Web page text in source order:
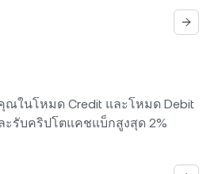
ณในโหมด Credit และโหมด Debit
ะรับคริปโตแคชแบ็กสูงสุด 2%